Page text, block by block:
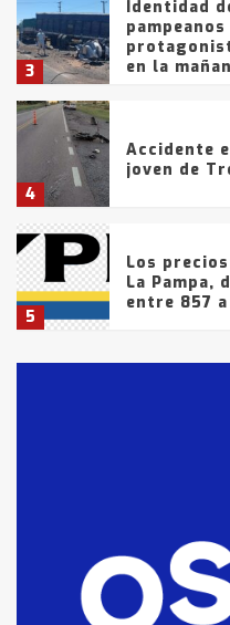
3
Identidad
en la
4
Accidente
joven de
5
Los
La Pampa,
entre 857 a
fueron
tarde del